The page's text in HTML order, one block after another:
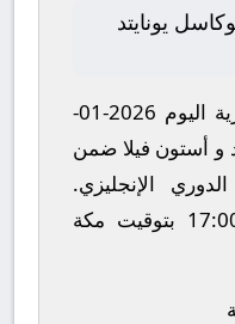
يونايتد
تترقب الجماهير مواجهة نارية اليوم 2026-01-
و أستون فيلا ضمن
الإنجليزي.
تنطلق في تمام الساعة 17:00 بتوقيت مكة